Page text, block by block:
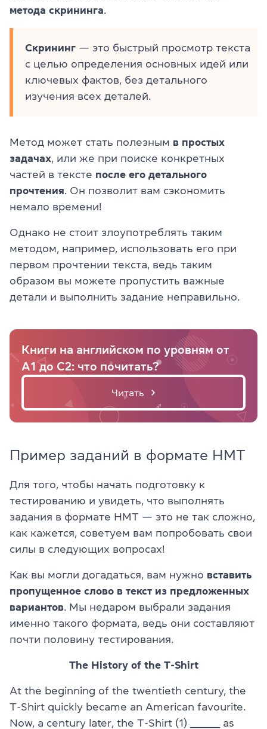
метода скрининга
Скрининг — это быстрый просмотр текста
с целью определения основных идей или
ключевых фактов, без детального
изучения всех деталей.
Метод может стать полезным в простых
задачах , или же при поиске конкретных
частей в тексте после его детального
прочтения . Он позволит вам сэкономить
немало времени!
Однако не стоит злоупотреблять таким
методом, например, использовать его при
первом прочтении текста, ведь таким
образом вы можете пропустить важные
детали и выполнить задание неправильно.
Книги на английском по уровням от
A1 до C2: что почитать?
Читать
Пример заданий в формате НМТ
Для того, чтобы начать подготовку к
тестированию и увидеть, что выполнять
задания в формате НМТ — это не так сложно,
как кажется, советуем вам попробовать свои
силы в следующих вопросах!
Как вы могли догадаться, вам нужно вставить
пропущенное слово в текст из предложенных
вариантов . Мы недаром выбрали задания
именно такого формата, ведь они составляют
почти половину тестирования.
The History of the T-Shirt
At the beginning of the twentieth century, the
T-Shirt quickly became an American favourite.
Now, a century later, the T-Shirt (1) __________ as